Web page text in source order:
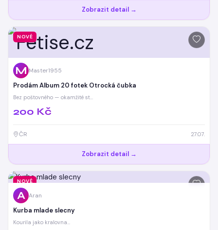
Zobrazit detail →
NOVÉ
M Master1955
Prodám Album 20 fotek Otrocká čubka
Bez poštovného — okamžité st…
200 Kč
ČR 27.07.
Zobrazit detail →
NOVÉ
A Aran
Kurba mlade slecny
Kourila jako kralovna…